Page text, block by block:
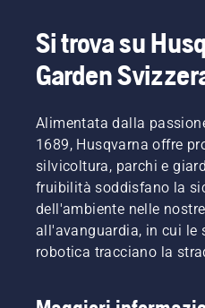
Si trova su
Garden
Alimentata dalla
1689, Husqvarna offre
silvicoltura, parchi e
fruibilità soddisfano la
dell'ambiente nelle
all'avanguardia, in cui le
robotica tracciano la